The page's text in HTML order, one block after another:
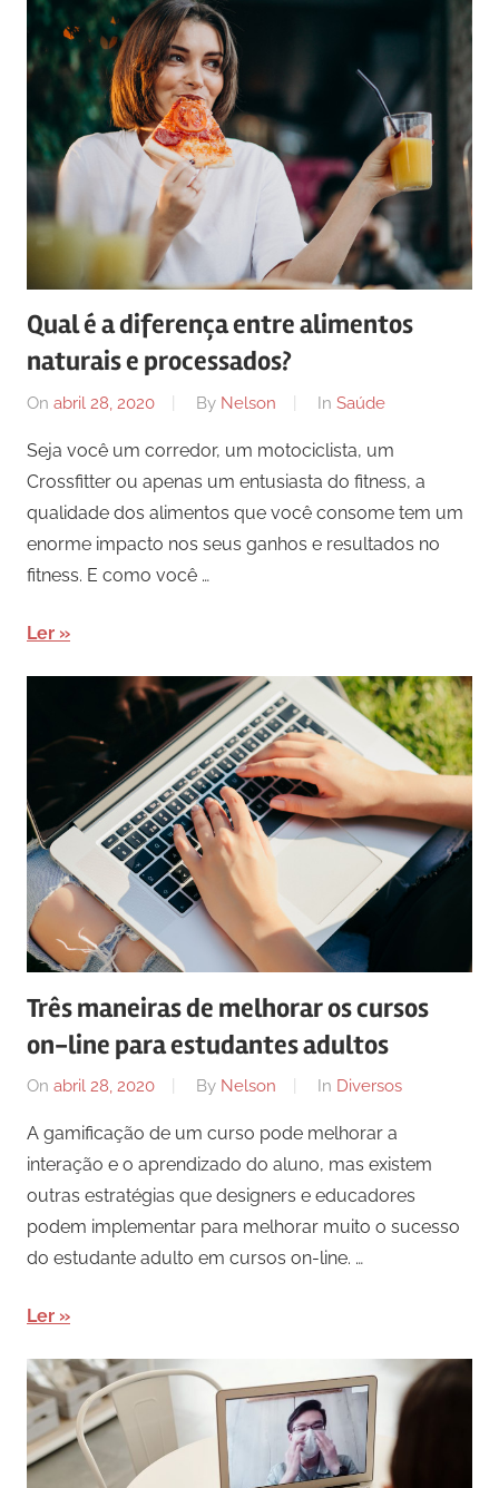
Qual é a diferença entre alimentos
naturais e processados?
On abril 28, 2020 By Nelson In Saúde
Seja você um corredor, um motociclista, um
Crossfitter ou apenas um entusiasta do fitness, a
qualidade dos alimentos que você consome tem um
enorme impacto nos seus ganhos e resultados no
fitness. E como você …
Ler
Três maneiras de melhorar os cursos
on-line para estudantes adultos
On abril 28, 2020 By Nelson In Diversos
A gamificação de um curso pode melhorar a
interação e o aprendizado do aluno, mas existem
outras estratégias que designers e educadores
podem implementar para melhorar muito o sucesso
do estudante adulto em cursos on-line. …
Ler